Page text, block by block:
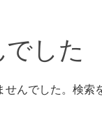
した
んでした。検索